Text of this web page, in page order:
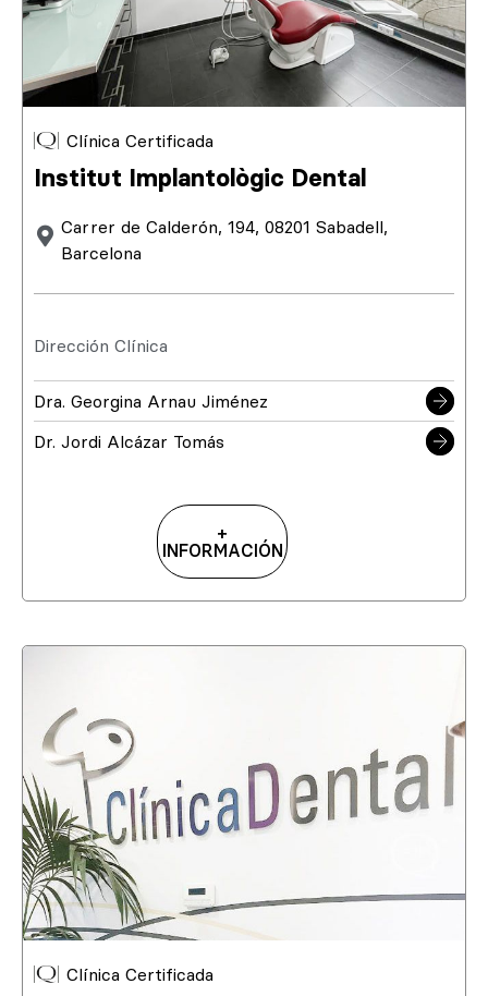
Clínica Certificada
Institut Implantològic Dental
Carrer de Calderón, 194, 08201 Sabadell,
Barcelona
Dirección Clínica
Dra. Georgina Arnau Jiménez
Dr. Jordi Alcázar Tomás
+
INFORMACIÓN
Clínica Certificada